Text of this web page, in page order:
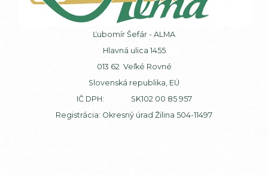
Ľubomír Šefár - ALMA
Hlavná ulica 1455
013 62 Veľké Rovné
Slovenská republika, EÚ
IČ DPH: SK102 00 85 957
Registrácia: Okresný úrad Žilina 504-11497